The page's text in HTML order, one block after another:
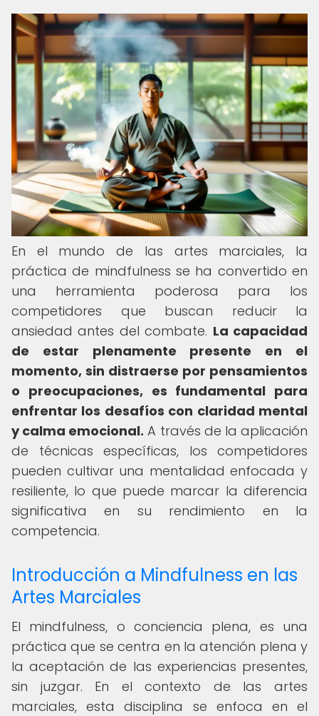
En el mundo de las artes marciales, la
práctica de mindfulness se ha convertido en
una herramienta poderosa para los
competidores que buscan reducir la
ansiedad antes del combate. La capacidad
de estar plenamente presente en el
momento, sin distraerse por pensamientos
o preocupaciones, es fundamental para
enfrentar los desafíos con claridad mental
y calma emocional. A través de la aplicación
de técnicas específicas, los competidores
pueden cultivar una mentalidad enfocada y
resiliente, lo que puede marcar la diferencia
significativa en su rendimiento en la
competencia.
Introducción a Mindfulness en las
Artes Marciales
El mindfulness, o conciencia plena, es una
práctica que se centra en la atención plena y
la aceptación de las experiencias presentes,
sin juzgar. En el contexto de las artes
marciales, esta disciplina se enfoca en el